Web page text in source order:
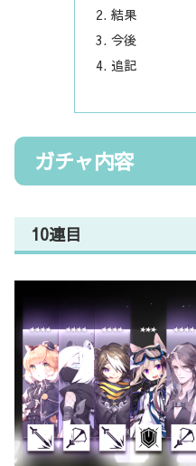
結果
今後
追記
ガチャ内容
10連目